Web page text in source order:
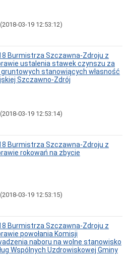
(2018-03-19 12:53:12)
Burmistrza Szczawna-Zdroju z
ustalenia stawek czynszu za
stanowiących własność
Szczawno-Zdrój
(2018-03-19 12:53:14)
Burmistrza Szczawna-Zdroju z
rokowań na zbycie
(2018-03-19 12:53:15)
Burmistrza Szczawna-Zdroju z
powołania Komisji
naboru na wolne stanowisko
Wspólnych Uzdrowiskowej Gminy